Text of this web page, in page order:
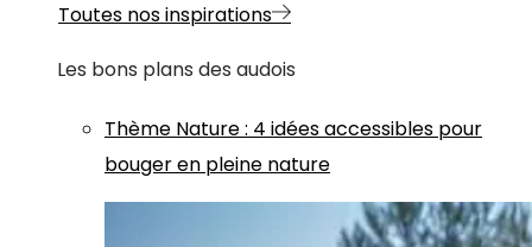
Toutes nos inspirations
Les bons plans des audois
Thème Nature: 4 idées accessibles pour
bouger en pleine nature